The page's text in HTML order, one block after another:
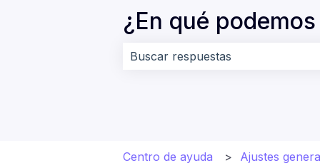
¿En qué
Centro de ayuda Ajustes